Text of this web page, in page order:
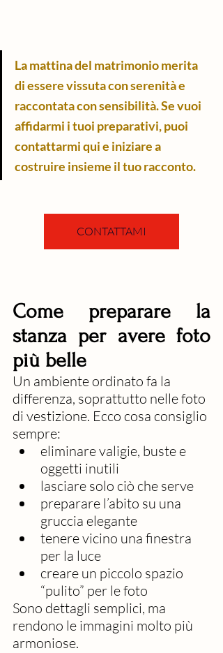
La mattina del matrimonio merita
di essere vissuta con serenità e
raccontata con sensibilità. Se vuoi
affidarmi i tuoi preparativi, puoi
contattarmi qui e iniziare a
costruire insieme il tuo racconto.
CONTATTAMI
Come preparare la
stanza per avere foto
più belle
Un ambiente ordinato fa la
differenza, soprattutto nelle foto
di vestizione. Ecco cosa consiglio
sempre:
eliminare valigie, buste e
oggetti inutili
lasciare solo ciò che serve
preparare l’abito su una
gruccia elegante
tenere vicino una finestra
per la luce
creare un piccolo spazio
“pulito” per le foto
Sono dettagli semplici, ma
rendono le immagini molto più
armoniose.